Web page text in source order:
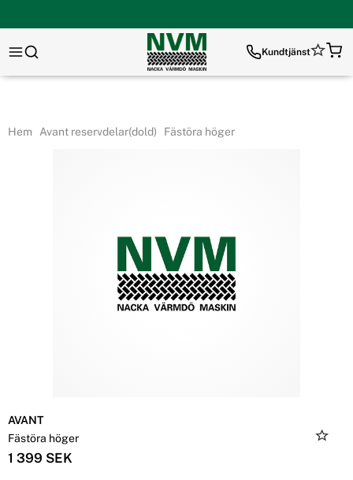
Kundtjänst
Hem Avant reservdelar(dold) Fästöra höger
AVANT
Fästöra höger
1 399 SEK